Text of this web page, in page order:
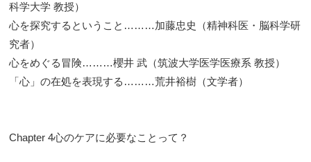
科学大学 教授）
心を探究するということ………加藤忠史（精神科医・脳科学研
究者）
心をめぐる冒険………櫻井 武（筑波大学医学医療系 教授）
「心」の在処を表現する………荒井裕樹（文学者）
Chapter 4心のケアに必要なことって？